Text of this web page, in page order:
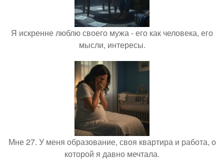
Я искренне люблю своего мужа - его как человека, его
мысли, интересы.
Мне 27. У меня образование, своя квартира и работа, о
которой я давно мечтала.